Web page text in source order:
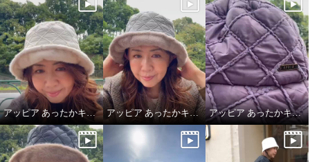
アッピア あったかキルティング あったかキルティング ハット＆マフラーセット アッピア あったかキルティング あったかキルティング ハット＆マフラーセット アッピア あったかキルティング あったかキルティング ハット＆マフラーセット